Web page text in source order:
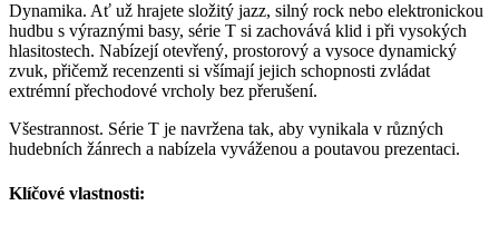
Dynamika. Ať už hrajete složitý jazz, silný rock nebo elektronickou
hudbu s výraznými basy, série T si zachovává klid i při vysokých
hlasitostech. Nabízejí otevřený, prostorový a vysoce dynamický
zvuk, přičemž recenzenti si všímají jejich schopnosti zvládat
extrémní přechodové vrcholy bez přerušení.
Všestrannost. Série T je navržena tak, aby vynikala v různých
hudebních žánrech a nabízela vyváženou a poutavou prezentaci.
Klíčové vlastnosti: